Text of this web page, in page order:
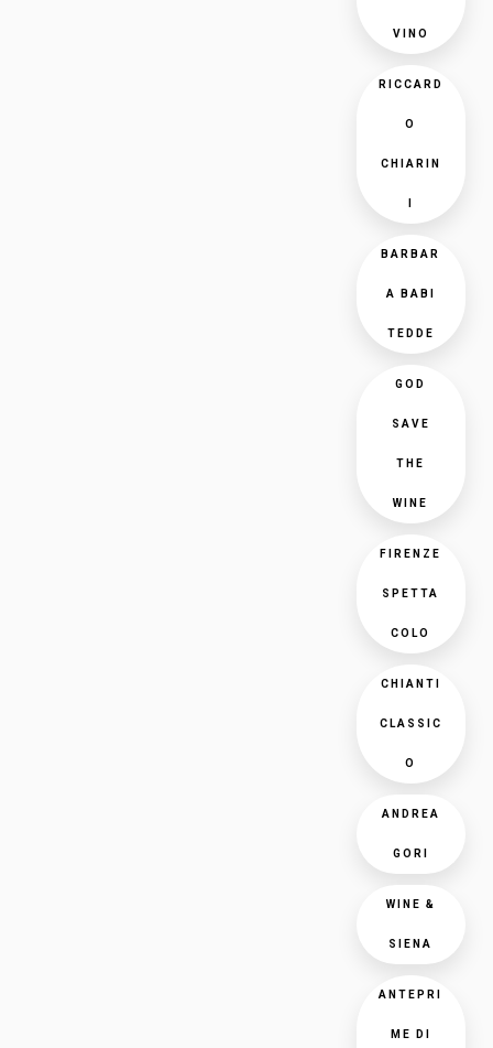
VINO
RICCARD
O
CHIARIN
BARBAR
A BABI
TEDDE
GOD
SAVE
THE
WINE
FIRENZE
SPETTA
COLO
CHIANTI
CLASSIC
O
ANDREA
GORI
WINE &
SIENA
ANTEPRI
ME DI